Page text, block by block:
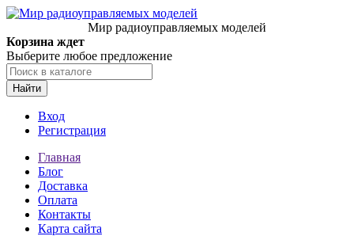
Мир радиоуправляемых моделей
Корзина ждет
Выберите любое предложение
Найти
Вход
Регистрация
Главная
Блог
Доставка
Оплата
Контакты
Карта сайта